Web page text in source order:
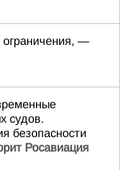
—
судов.
безопасности
Росавиация